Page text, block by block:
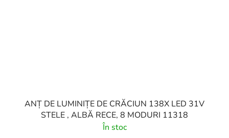
ANȚ DE LUMINIȚE DE CRĂCIUN 138X LED 31V
STELE , ALBĂ RECE, 8 MODURI 11318
În stoc